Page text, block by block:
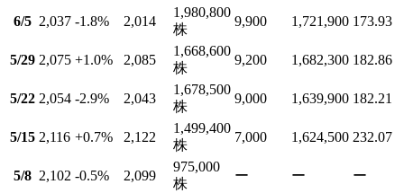
6/5 2,037 -1.8% 2,014
1,980,800
株
9,900 1,721,900 173.93
5/29 2,075 +1.0% 2,085
1,668,600
株
9,200 1,682,300 182.86
5/22 2,054 -2.9% 2,043
1,678,500
株
9,000 1,639,900 182.21
5/15 2,116 +0.7% 2,122
1,499,400
株
7,000 1,624,500 232.07
5/8 2,102 -0.5% 2,099
975,000
株
ー ー ー